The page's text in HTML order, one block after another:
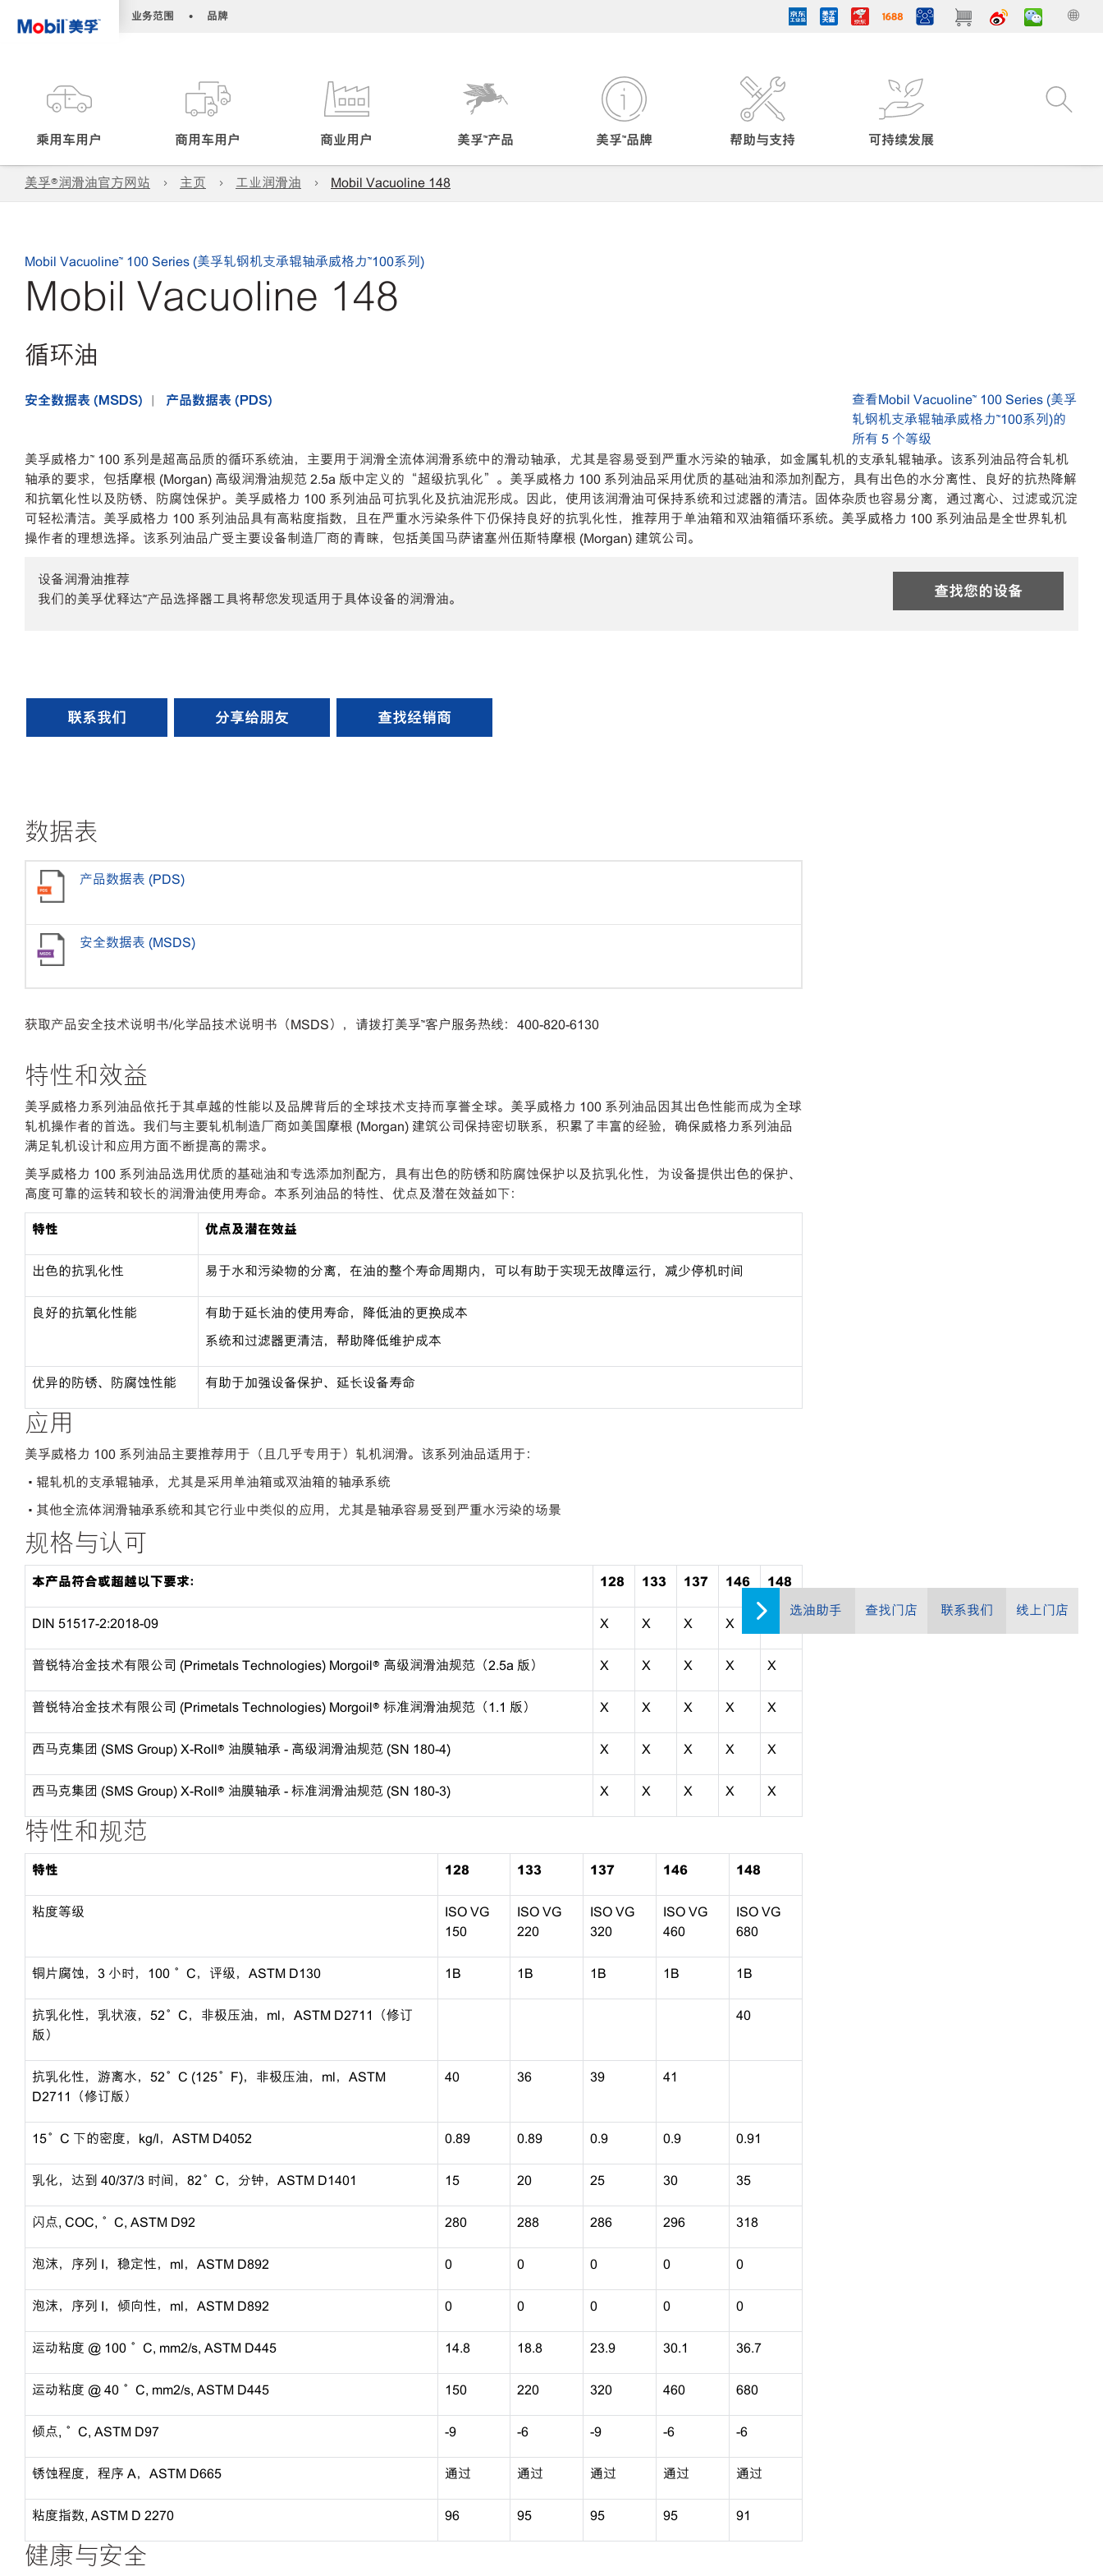
业务范围 • 品牌
乘用车用户 商用车用户 商业用户 美孚™产品 美孚™品牌 帮助与支持 可持续发展
美孚®润滑油官方网站 主页 工业润滑油 Mobil Vacuoline 148
选油助手 查找门店 联系我们 线上门店
Mobil Vacuoline™ 100 Series (美孚轧钢机支承辊轴承威格力™100系列)
Mobil Vacuoline 148
循环油
安全数据表 (MSDS) 产品数据表 (PDS)
查看Mobil Vacuoline™ 100 Series (美孚
轧钢机支承辊轴承威格力™100系列)的
所有 5 个等级
美孚威格力™ 100 系列是超高品质的循环系统油，主要用于润滑全流体润滑系统中的滑动轴承，尤其是容易受到严重水污染的轴承，如金属轧机的支承轧辊轴承。该系列油品符合轧机
轴承的要求，包括摩根 (Morgan) 高级润滑油规范 2.5a 版中定义的“超级抗乳化”。美孚威格力 100 系列油品采用优质的基础油和添加剂配方，具有出色的水分离性、良好的抗热降解
和抗氧化性以及防锈、防腐蚀保护。美孚威格力 100 系列油品可抗乳化及抗油泥形成。因此，使用该润滑油可保持系统和过滤器的清洁。固体杂质也容易分离，通过离心、过滤或沉淀
可轻松清洁。美孚威格力 100 系列油品具有高粘度指数，且在严重水污染条件下仍保持良好的抗乳化性，推荐用于单油箱和双油箱循环系统。美孚威格力 100 系列油品是全世界轧机
操作者的理想选择。该系列油品广受主要设备制造厂商的青睐，包括美国马萨诸塞州伍斯特摩根 (Morgan) 建筑公司。
设备润滑油推荐
我们的美孚优释达℠产品选择器工具将帮您发现适用于具体设备的润滑油。
查找您的设备
联系我们 分享给朋友 查找经销商
数据表
产品数据表 (PDS)
安全数据表 (MSDS)
获取产品安全技术说明书/化学品技术说明书（MSDS），请拨打美孚™客户服务热线：400-820-6130
特性和效益
美孚威格力系列油品依托于其卓越的性能以及品牌背后的全球技术支持而享誉全球。美孚威格力 100 系列油品因其出色性能而成为全球
轧机操作者的首选。我们与主要轧机制造厂商如美国摩根 (Morgan) 建筑公司保持密切联系，积累了丰富的经验，确保威格力系列油品
满足轧机设计和应用方面不断提高的需求。
美孚威格力 100 系列油品选用优质的基础油和专选添加剂配方，具有出色的防锈和防腐蚀保护以及抗乳化性，为设备提供出色的保护、
高度可靠的运转和较长的润滑油使用寿命。本系列油品的特性、优点及潜在效益如下：
特性 优点及潜在效益
出色的抗乳化性 易于水和污染物的分离，在油的整个寿命周期内，可以有助于实现无故障运行，减少停机时间
良好的抗氧化性能
有助于延长油的使用寿命，降低油的更换成本
系统和过滤器更清洁，帮助降低维护成本
优异的防锈、防腐蚀性能 有助于加强设备保护、延长设备寿命
应用
美孚威格力 100 系列油品主要推荐用于（且几乎专用于）轧机润滑。该系列油品适用于：
• 辊轧机的支承辊轴承，尤其是采用单油箱或双油箱的轴承系统
• 其他全流体润滑轴承系统和其它行业中类似的应用，尤其是轴承容易受到严重水污染的场景
规格与认可
本产品符合或超越以下要求： 128 133 137 146 148
DIN 51517-2:2018-09 X X X X
普锐特冶金技术有限公司 (Primetals Technologies) Morgoil® 高级润滑油规范（2.5a 版） X X X X X
普锐特冶金技术有限公司 (Primetals Technologies) Morgoil® 标准润滑油规范（1.1 版） X X X X X
西马克集团 (SMS Group) X-Roll® 油膜轴承 - 高级润滑油规范 (SN 180-4) X X X X X
西马克集团 (SMS Group) X-Roll® 油膜轴承 - 标准润滑油规范 (SN 180-3) X X X X X
特性和规范
特性 128 133 137 146 148
粘度等级
ISO VG
150
ISO VG
220
ISO VG
320
ISO VG
460
ISO VG
680
铜片腐蚀，3 小时，100 °C，评级，ASTM D130 1B 1B 1B 1B 1B
抗乳化性，乳状液，52°C，非极压油，ml，ASTM D2711（修订
版）
40
抗乳化性，游离水，52°C (125°F)，非极压油，ml，ASTM
D2711（修订版）
40 36 39 41
15°C 下的密度，kg/l，ASTM D4052 0.89 0.89 0.9 0.9 0.91
乳化，达到 40/37/3 时间，82°C，分钟，ASTM D1401 15 20 25 30 35
闪点, COC, °C, ASTM D92 280 288 286 296 318
泡沫，序列 I，稳定性，ml，ASTM D892 0 0 0 0 0
泡沫，序列 I，倾向性，ml，ASTM D892 0 0 0 0 0
运动粘度 @ 100 °C, mm2/s, ASTM D445 14.8 18.8 23.9 30.1 36.7
运动粘度 @ 40 °C, mm2/s, ASTM D445 150 220 320 460 680
倾点, °C, ASTM D97 -9 -6 -9 -6 -6
锈蚀程度，程序 A，ASTM D665 通过 通过 通过 通过 通过
粘度指数, ASTM D 2270 96 95 95 95 91
健康与安全